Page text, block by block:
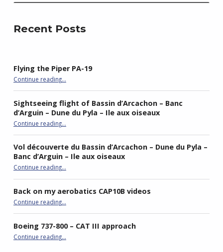
Recent Posts
Flying the Piper PA-19
Continue reading…
Sightseeing flight of Bassin d’Arcachon – Banc
d’Arguin – Dune du Pyla – Ile aux oiseaux
Continue reading“Sightseeing flight of Bassin d’Arcachon – Banc d’Arguin – Dune du Pyla – Ile aux oiseaux”
…
Vol découverte du Bassin d’Arcachon – Dune du Pyla –
Banc d’Arguin – Ile aux oiseaux
Continue reading“Vol découverte du Bassin d’Arcachon – Dune du Pyla – Banc d’Arguin – Ile aux oiseaux”
…
Back on my aerobatics CAP10B videos
Continue reading“Back on my aerobatics CAP10B videos”
…
Boeing 737-800 – CAT III approach
Continue reading“Boeing 737-800 – CAT III approach”
…